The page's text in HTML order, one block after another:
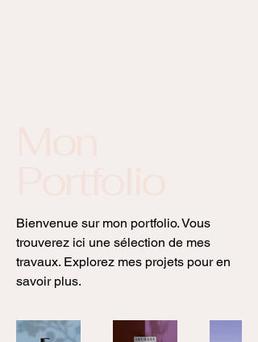
Bienvenue sur mon portfolio. Vous
trouverez ici une sélection de mes
travaux. Explorez mes projets pour en
savoir plus.